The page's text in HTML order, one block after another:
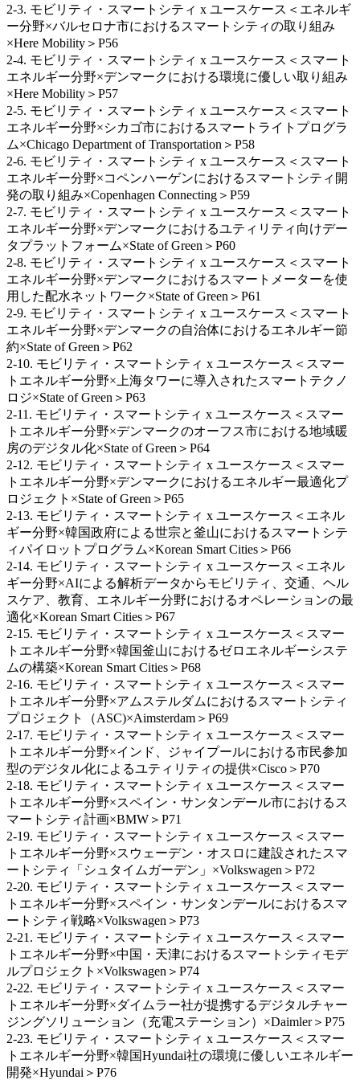
2-3. モビリティ・スマートシティ x ユースケース＜エネルギ
ー分野×バルセロナ市におけるスマートシティの取り組み
×Here Mobility＞P56
2-4. モビリティ・スマートシティ x ユースケース＜スマート
エネルギー分野×デンマークにおける環境に優しい取り組み
×Here Mobility＞P57
2-5. モビリティ・スマートシティ x ユースケース＜スマート
エネルギー分野×シカゴ市におけるスマートライトプログラ
ム×Chicago Department of Transportation＞P58
2-6. モビリティ・スマートシティ x ユースケース＜スマート
エネルギー分野×コペンハーゲンにおけるスマートシティ開
発の取り組み×Copenhagen Connecting＞P59
2-7. モビリティ・スマートシティ x ユースケース＜スマート
エネルギー分野×デンマークにおけるユティリティ向けデー
タプラットフォーム×State of Green＞P60
2-8. モビリティ・スマートシティ x ユースケース＜スマート
エネルギー分野×デンマークにおけるスマートメーターを使
用した配水ネットワーク×State of Green＞P61
2-9. モビリティ・スマートシティ x ユースケース＜スマート
エネルギー分野×デンマークの自治体におけるエネルギー節
約×State of Green＞P62
2-10. モビリティ・スマートシティ x ユースケース＜スマー
トエネルギー分野×上海タワーに導入されたスマートテクノ
ロジ×State of Green＞P63
2-11. モビリティ・スマートシティ x ユースケース＜スマー
トエネルギー分野×デンマークのオーフス市における地域暖
房のデジタル化×State of Green＞P64
2-12. モビリティ・スマートシティ x ユースケース＜スマー
トエネルギー分野×デンマークにおけるエネルギー最適化プ
ロジェクト×State of Green＞P65
2-13. モビリティ・スマートシティ x ユースケース＜エネル
ギー分野×韓国政府による世宗と釜山におけるスマートシテ
ィパイロットプログラム×Korean Smart Cities＞P66
2-14. モビリティ・スマートシティ x ユースケース＜エネル
ギー分野×AIによる解析データからモビリティ、交通、ヘル
スケア、教育、エネルギー分野におけるオペレーションの最
適化×Korean Smart Cities＞P67
2-15. モビリティ・スマートシティ x ユースケース＜スマー
トエネルギー分野×韓国釜山におけるゼロエネルギーシステ
ムの構築×Korean Smart Cities＞P68
2-16. モビリティ・スマートシティ x ユースケース＜スマー
トエネルギー分野×アムステルダムにおけるスマートシティ
プロジェクト（ASC)×Aimsterdam＞P69
2-17. モビリティ・スマートシティ x ユースケース＜スマー
トエネルギー分野×インド、ジャイプールにおける市民参加
型のデジタル化によるユティリティの提供×Cisco＞P70
2-18. モビリティ・スマートシティ x ユースケース＜スマー
トエネルギー分野×スペイン・サンタンデール市におけるス
マートシティ計画×BMW＞P71
2-19. モビリティ・スマートシティ x ユースケース＜スマー
トエネルギー分野×スウェーデン・オスロに建設されたスマ
ートシティ「シュタイムガーデン」×Volkswagen＞P72
2‐20. モビリティ・スマートシティ x ユースケース＜スマー
トエネルギー分野×スペイン・サンタンデールにおけるスマ
ートシティ戦略×Volkswagen＞P73
2-21. モビリティ・スマートシティ x ユースケース＜スマー
トエネルギー分野×中国・天津におけるスマートシティモデ
ルプロジェクト×Volkswagen＞P74
2-22. モビリティ・スマートシティ x ユースケース＜スマー
トエネルギー分野×ダイムラー社が提携するデジタルチャー
ジングソリューション（充電ステーション）×Daimler＞P75
2-23. モビリティ・スマートシティ x ユースケース＜スマー
トエネルギー分野×韓国Hyundai社の環境に優しいエネルギー
開発×Hyundai＞P76